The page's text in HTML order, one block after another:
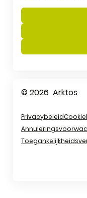
Facebook
Instagram
LinkedIn
© 2026 Arktos
Privacybeleid